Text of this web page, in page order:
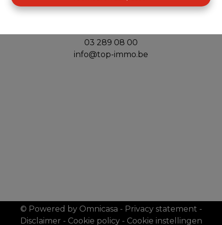
Top Immo
Handelslei 156
03 289 08 00
info@top-immo.be
© Powered by Omnicasa - Privacy statement -
Disclaimer - Cookie policy- Cookie instellingen